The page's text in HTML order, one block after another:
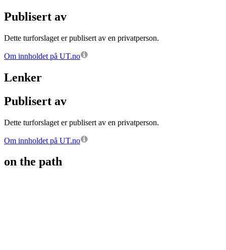
Publisert av
Dette turforslaget er publisert av en privatperson.
Om innholdet på UT.no
Lenker
Publisert av
Dette turforslaget er publisert av en privatperson.
Om innholdet på UT.no
on the path